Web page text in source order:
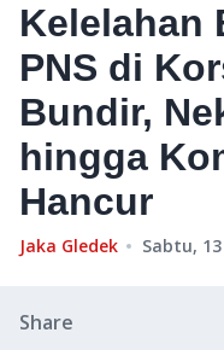
Kelelahan
PNS di
Bundir,
hingga
Hancur
Jaka Gledek Sabtu, 13
Share